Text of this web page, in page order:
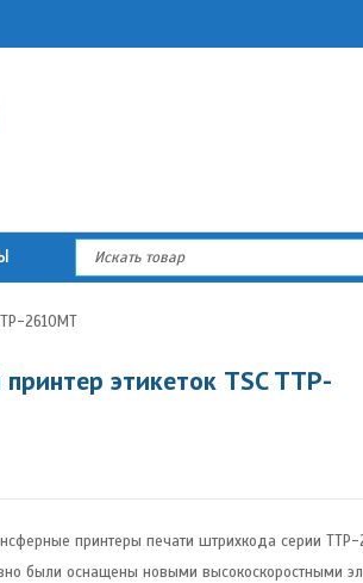
2610MT
этикеток TSC TTP-
принтеры печати штрихкода серии
были оснащены новыми высокоскоростными